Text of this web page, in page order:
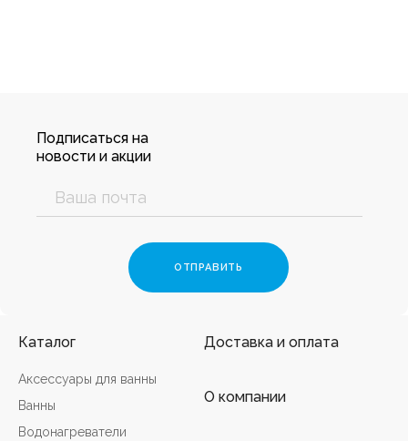
Подписаться на
новости и акции
Каталог
Аксессуары для ванны
Ванны
Водонагреватели
Доставка и оплата
О компании